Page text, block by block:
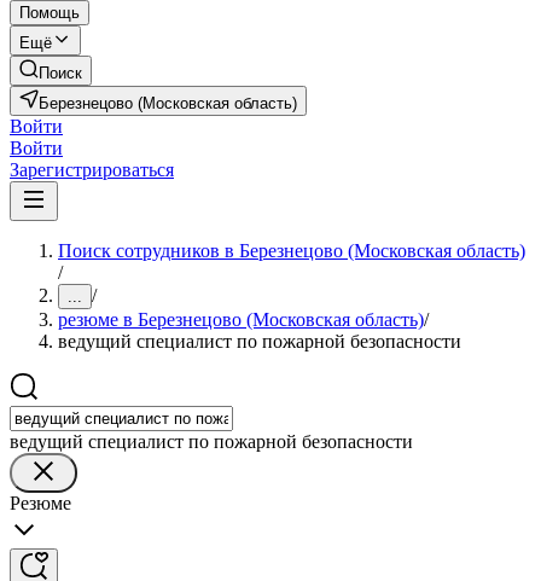
Помощь
Ещё
Поиск
Березнецово (Московская область)
Войти
Войти
Зарегистрироваться
Поиск сотрудников в Березнецово (Московская область)
/
... /
резюме в Березнецово (Московская область)/
ведущий специалист по пожарной безопасности
ведущий специалист по пожарной безопасности
Резюме